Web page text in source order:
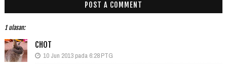
POST A COMMENT
1 ulasan:
CHOT
10 Jun 2013 pada 6:28 PTG